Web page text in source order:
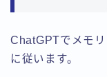
ChatGPTでメモ
に従います。